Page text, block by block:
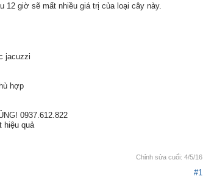
12 giờ sẽ mất nhiều giá trị của loại cây này.
jacuzzi
hợp
0937.612.822
hiệu quả
Chỉnh sửa cuối: 4/5/16
#1